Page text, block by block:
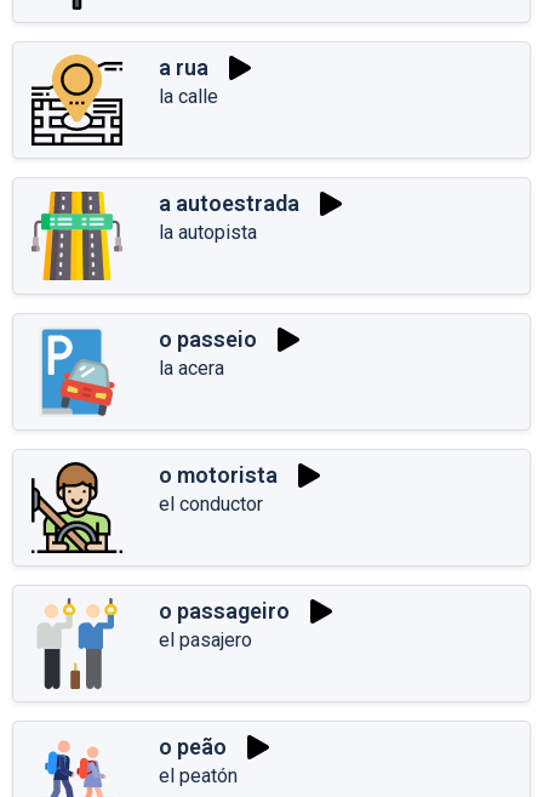
a rua
la calle
a autoestrada
la autopista
o passeio
la acera
o motorista
el conductor
o passageiro
el pasajero
o peão
el peatón